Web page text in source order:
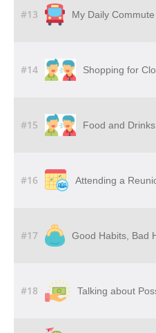
#13 My Daily
#14 Shopping for
#15 Food and Drinks
#16 Attending a
#17 Good Habits, Bad
#18 Talking about